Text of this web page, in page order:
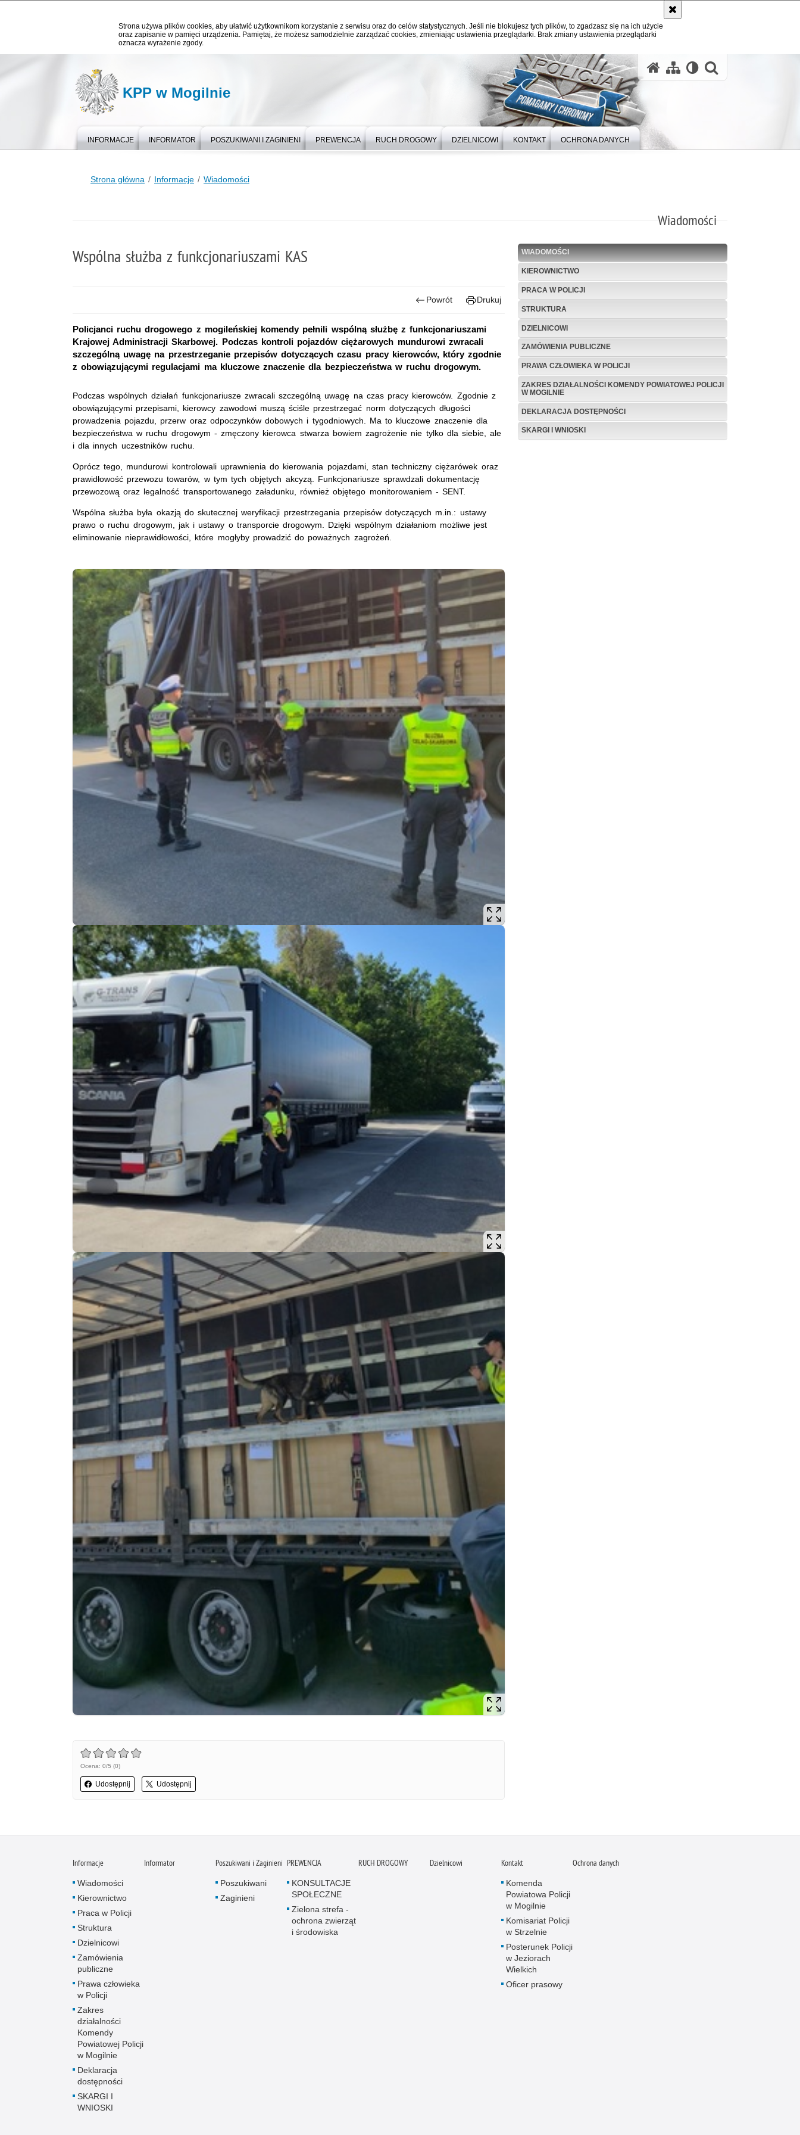
Strona używa plików cookies, aby ułatwić użytkownikom korzystanie z serwisu oraz do celów statystycznych. Jeśli nie blokujesz tych plików, to zgadzasz się na ich użycie
oraz zapisanie w pamięci urządzenia. Pamiętaj, że możesz samodzielnie zarządzać cookies, zmieniając ustawienia przeglądarki. Brak zmiany ustawienia przeglądarki
oznacza wyrażenie zgody.
KPP w Mogilnie
INFORMACJE INFORMATOR POSZUKIWANI I ZAGINIENI PREWENCJA RUCH DROGOWY DZIELNICOWI KONTAKT OCHRONA DANYCH
Strona główna Informacje Wiadomości
Wiadomości
Wspólna służba z funkcjonariuszami KAS
Powrót Drukuj
Policjanci ruchu drogowego z mogileńskiej komendy pełnili wspólną służbę z funkcjonariuszami
Krajowej Administracji Skarbowej. Podczas kontroli pojazdów ciężarowych mundurowi zwracali
szczególną uwagę na przestrzeganie przepisów dotyczących czasu pracy kierowców, który zgodnie
z obowiązującymi regulacjami ma kluczowe znaczenie dla bezpieczeństwa w ruchu drogowym.
Podczas wspólnych działań funkcjonariusze zwracali szczególną uwagę na czas pracy kierowców. Zgodnie z
obowiązującymi przepisami, kierowcy zawodowi muszą ściśle przestrzegać norm dotyczących długości
prowadzenia pojazdu, przerw oraz odpoczynków dobowych i tygodniowych. Ma to kluczowe znaczenie dla
bezpieczeństwa w ruchu drogowym - zmęczony kierowca stwarza bowiem zagrożenie nie tylko dla siebie, ale
i dla innych uczestników ruchu.
Oprócz tego, mundurowi kontrolowali uprawnienia do kierowania pojazdami, stan techniczny ciężarówek oraz
prawidłowość przewozu towarów, w tym tych objętych akcyzą. Funkcjonariusze sprawdzali dokumentację
przewozową oraz legalność transportowanego załadunku, również objętego monitorowaniem - SENT.
Wspólna służba była okazją do skutecznej weryfikacji przestrzegania przepisów dotyczących m.in.: ustawy
prawo o ruchu drogowym, jak i ustawy o transporcie drogowym. Dzięki wspólnym działaniom możliwe jest
eliminowanie nieprawidłowości, które mogłyby prowadzić do poważnych zagrożeń.
Ocena: 0/5 (0)
Udostępnij Udostępnij
WIADOMOŚCI
KIEROWNICTWO
PRACA W POLICJI
STRUKTURA
DZIELNICOWI
ZAMÓWIENIA PUBLICZNE
PRAWA CZŁOWIEKA W POLICJI
ZAKRES DZIAŁALNOŚCI KOMENDY POWIATOWEJ POLICJI
W MOGILNIE
DEKLARACJA DOSTĘPNOŚCI
SKARGI I WNIOSKI
Informacje
Wiadomości
Kierownictwo
Praca w Policji
Struktura
Dzielnicowi
Zamówienia
publiczne
Prawa człowieka
w Policji
Zakres
działalności
Komendy
Powiatowej Policji
w Mogilnie
Deklaracja
dostępności
SKARGI I
WNIOSKI
Informator Poszukiwani i Zaginieni
Poszukiwani
Zaginieni
PREWENCJA
KONSULTACJE
SPOŁECZNE
Zielona strefa -
ochrona zwierząt
i środowiska
RUCH DROGOWY Dzielnicowi Kontakt
Komenda
Powiatowa Policji
w Mogilnie
Komisariat Policji
w Strzelnie
Posterunek Policji
w Jeziorach
Wielkich
Oficer prasowy
Ochrona danych